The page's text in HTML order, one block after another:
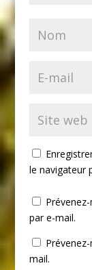
le navigateur
par e-mail.
mail.